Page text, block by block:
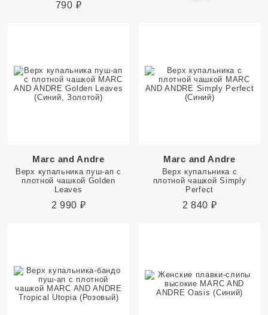
790 ₽
Marc and Andre
Верх купальника пуш-ап с
плотной чашкой Golden
Leaves
2 990 ₽
Marc and Andre
Верх купальника с
плотной чашкой Simply
Perfect
2 840 ₽